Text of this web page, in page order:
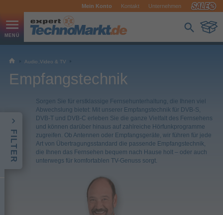
Mein Konto Kontakt Unternehmen
FILTER
Audio,Video & TV
Empfangstechnik
Sorgen Sie für erstklassige Fernsehunterhaltung, die Ihnen viel
Abwechslung bietet: Mit unserer Empfangstechnik für DVB-S,
DVB-T und DVB-C erleben Sie die ganze Vielfalt des Fernsehens
und können darüber hinaus auf zahlreiche Hörfunkprogramme
zugreifen. Ob Antennen oder Empfangsgeräte, wir führen für jede
Art von Übertragungsstandard die passende Empfangstechnik,
die Ihnen das Fernsehen bequem nach Hause holt – oder auch
unterwegs für komfortablen TV-Genuss sorgt.